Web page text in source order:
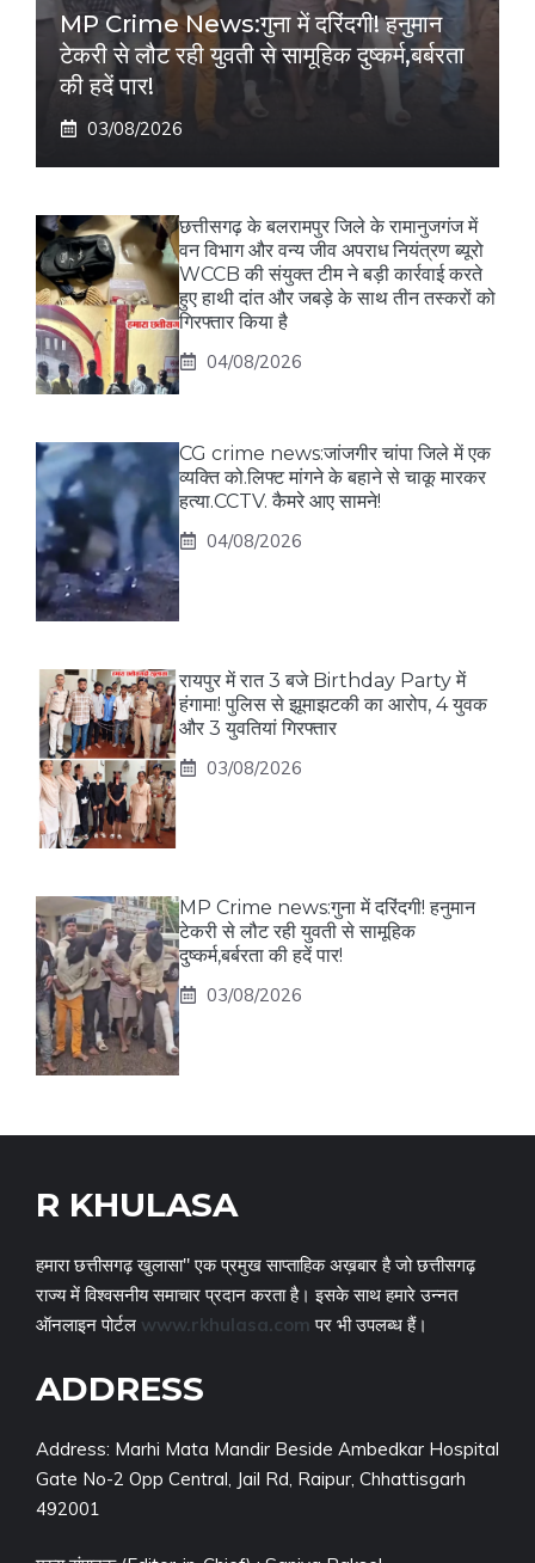
MP Crime News:गुना में दरिंदगी! हनुमान
टेकरी से लौट रही युवती से सामूहिक दुष्कर्म,बर्बरता
की हदें पार!
03/08/2026
छत्तीसगढ़ के बलरामपुर जिले के रामानुजगंज में
वन विभाग और वन्य जीव अपराध नियंत्रण ब्यूरो
WCCB की संयुक्त टीम ने बड़ी कार्रवाई करते
हुए हाथी दांत और जबड़े के साथ तीन तस्करों को
गिरफ्तार किया है
04/08/2026
CG crime news:जांजगीर चांपा जिले में एक
व्यक्ति को.लिफ्ट मांगने के बहाने से चाकू मारकर
हत्या.CCTV. कैमरे आए सामने!
04/08/2026
रायपुर में रात 3 बजे Birthday Party में
हंगामा! पुलिस से झूमाझटकी का आरोप, 4 युवक
और 3 युवतियां गिरफ्तार
03/08/2026
MP Crime news:गुना में दरिंदगी! हनुमान
टेकरी से लौट रही युवती से सामूहिक
दुष्कर्म,बर्बरता की हदें पार!
03/08/2026
R KHULASA
हमारा छत्तीसगढ़ खुलासा" एक प्रमुख साप्ताहिक अख़बार है जो छत्तीसगढ़
राज्य में विश्वसनीय समाचार प्रदान करता है। इसके साथ हमारे उन्नत
ऑनलाइन पोर्टल www.rkhulasa.com पर भी उपलब्ध हैं।
ADDRESS
Address: Marhi Mata Mandir Beside Ambedkar Hospital
Gate No-2 Opp Central, Jail Rd, Raipur, Chhattisgarh
492001